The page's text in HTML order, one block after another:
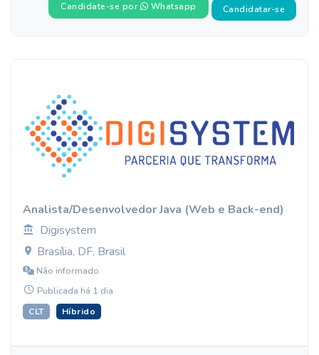
Candidate-se por Whatsapp Candidatar-se
Analista/Desenvolvedor Java (Web e Back-end)
Digisystem
Brasília, DF, Brasil
Não informado
Publicada há 1 dia
CLT Híbrido